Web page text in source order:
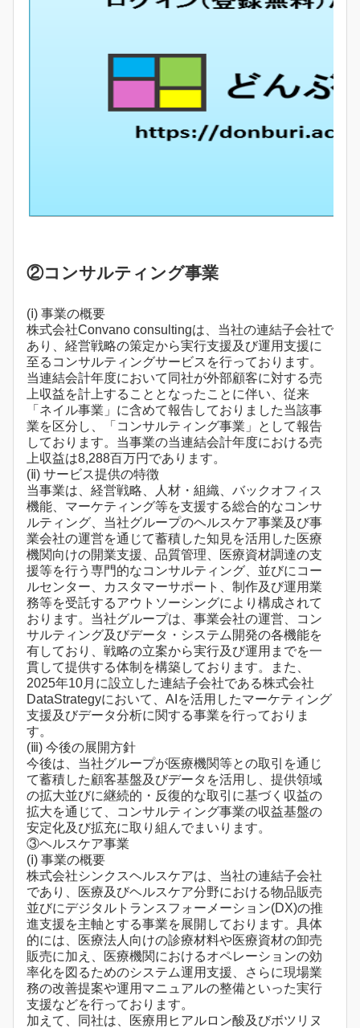
②コンサルティング事業
(ⅰ) 事業の概要
株式会社Convano consultingは、当社の連結子会社で
あり、経営戦略の策定から実行支援及び運用支援に
至るコンサルティングサービスを行っております。
当連結会計年度において同社が外部顧客に対する売
上収益を計上することとなったことに伴い、従来
「ネイル事業」に含めて報告しておりました当該事
業を区分し、「コンサルティング事業」として報告
しております。当事業の当連結会計年度における売
上収益は8,288百万円であります。
(ⅱ) サービス提供の特徴
当事業は、経営戦略、人材・組織、バックオフィス
機能、マーケティング等を支援する総合的なコンサ
ルティング、当社グループのヘルスケア事業及び事
業会社の運営を通じて蓄積した知見を活用した医療
機関向けの開業支援、品質管理、医療資材調達の支
援等を行う専門的なコンサルティング、並びにコー
ルセンター、カスタマーサポート、制作及び運用業
務等を受託するアウトソーシングにより構成されて
おります。当社グループは、事業会社の運営、コン
サルティング及びデータ・システム開発の各機能を
有しており、戦略の立案から実行及び運用までを一
貫して提供する体制を構築しております。また、
2025年10月に設立した連結子会社である株式会社
DataStrategyにおいて、AIを活用したマーケティング
支援及びデータ分析に関する事業を行っておりま
す。
(ⅲ) 今後の展開方針
今後は、当社グループが医療機関等との取引を通じ
て蓄積した顧客基盤及びデータを活用し、提供領域
の拡大並びに継続的・反復的な取引に基づく収益の
拡大を通じて、コンサルティング事業の収益基盤の
安定化及び拡充に取り組んでまいります。
③ヘルスケア事業
(ⅰ) 事業の概要
株式会社シンクスヘルスケアは、当社の連結子会社
であり、医療及びヘルスケア分野における物品販売
並びにデジタルトランスフォーメーション(DX)の推
進支援を主軸とする事業を展開しております。具体
的には、医療法人向けの診療材料や医療資材の卸売
販売に加え、医療機関におけるオペレーションの効
率化を図るためのシステム運用支援、さらに現場業
務の改善提案や運用マニュアルの整備といった実行
支援などを行っております。
加えて、同社は、医療用ヒアルロン酸及びボツリヌ